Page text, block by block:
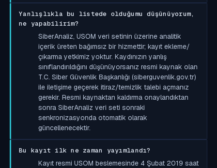
Yanlışlıkla bu listede olduğumu düşünüyorum,
ne yapabilirim?
SiberAnaliz, USOM veri setinin üzerine analitik
içerik üreten bağımsız bir hizmettir; kayıt ekleme/
çıkarma yetkimiz yoktur. Kaydınızın yanlış
sınıflandırıldığını düşünüyorsanız resmi kaynak olan
T.C. Siber Güvenlik Başkanlığı (siberguvenlik.gov.tr)
ile iletişime geçerek itiraz/temizlik talebi açmanız
gerekir. Resmi kaynaktan kaldırma onaylandıktan
sonra SiberAnaliz veri seti sonraki
senkronizasyonda otomatik olarak
güncellenecektir.
Bu kayıt ilk ne zaman yayımlandı?
Kayıt resmi USOM beslemesinde 4 Şubat 2019 saat